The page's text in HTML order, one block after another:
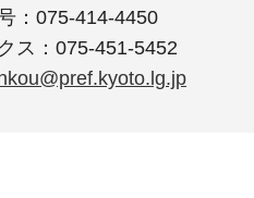
：075-414-4450
ス：075-451-5452